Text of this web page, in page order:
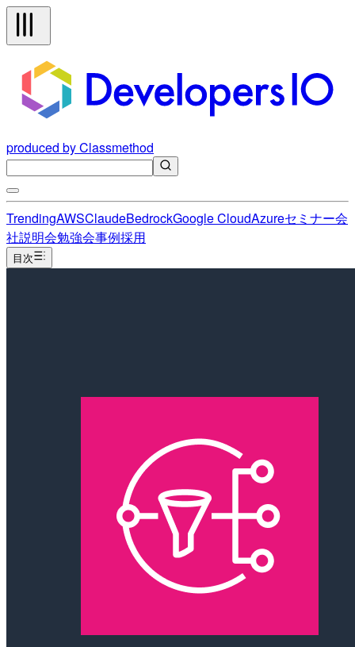
produced by Classmethod
TrendingAWSClaudeBedrockGoogle CloudAzureセミナー会
社説明会勉強会事例採用
目次